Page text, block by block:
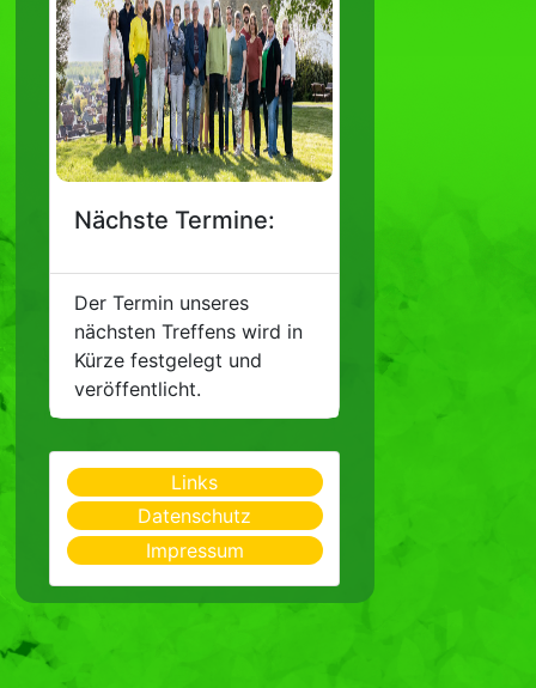
Nächste Termine:
Der Termin unseres
nächsten Treffens wird in
Kürze festgelegt und
veröffentlicht.
Links
Datenschutz
Impressum